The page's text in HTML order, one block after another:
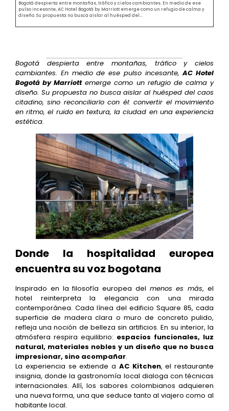
Bogotá despierta entre montañas, tráfico y cielos cambiantes. En medio de ese
pulso incesante, AC Hotel Bogotá by Marriott emerge como un refugio de calma y
diseño. Su propuesta no busca aislar al huésped del...
Bogotá despierta entre montañas, tráfico y cielos
cambiantes. En medio de ese pulso incesante,AC Hotel
Bogotá by Marriottemerge como un refugio de calma y
diseño. Su propuesta no busca aislar al huésped del caos
citadino, sino reconciliarlo con él: convertir el movimiento
en ritmo, el ruido en textura, la ciudad en una experiencia
estética.
Donde la hospitalidad europea
encuentra su voz bogotana
Inspirado en la filosofía europea del menos es más, el
hotel reinterpreta la elegancia con una mirada
contemporánea. Cada línea del edificio Square 85, cada
superficie de madera clara o muro de concreto pulido,
refleja una noción de belleza sin artificios. En su interior, la
atmósfera respira equilibrio: espacios funcionales, luz
natural, materiales nobles y un diseño que no busca
impresionar, sino acompañar.
La experiencia se extiende a AC Kitchen, el restaurante
insignia, donde la gastronomía local dialoga con técnicas
internacionales. Allí, los sabores colombianos adquieren
una nueva forma, una que seduce tanto al viajero como al
habitante local.